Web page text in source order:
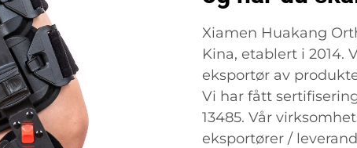
Xiamen Huakang
Kina, etablert i 2014.
eksportør av
Vi har fått
13485. Vår
eksportører /